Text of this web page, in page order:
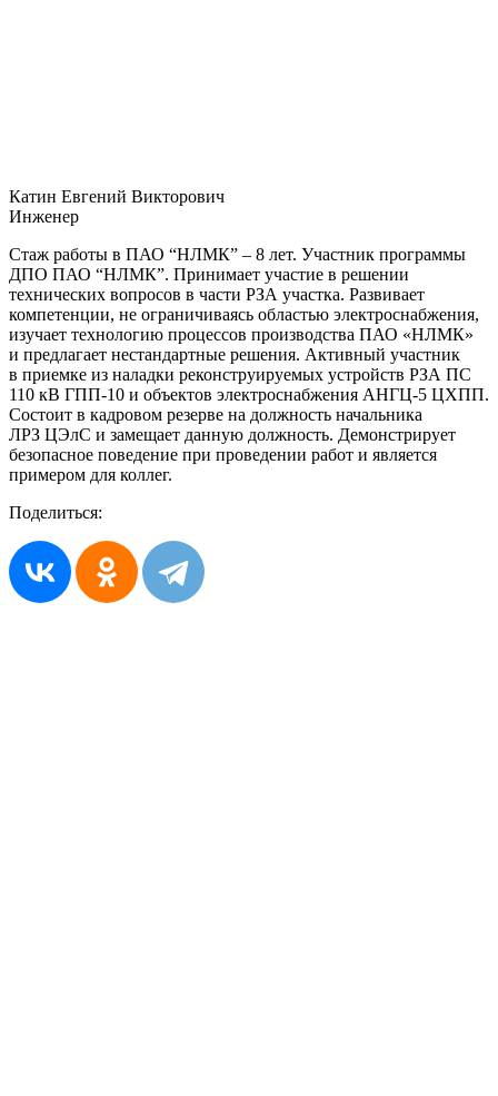
Катин Евгений Викторович
Инженер
Стаж работы в ПАО “НЛМК” – 8 лет. Участник программы
ДПО ПАО “НЛМК”. Принимает участие в решении
технических вопросов в части РЗА участка. Развивает
компетенции, не ограничиваясь областью электроснабжения,
изучает технологию процессов производства ПАО «НЛМК»
и предлагает нестандартные решения. Активный участник
в приемке из наладки реконструируемых устройств РЗА ПС
110 кВ ГПП-10 и объектов электроснабжения АНГЦ-5 ЦХПП.
Состоит в кадровом резерве на должность начальника
ЛРЗ ЦЭлС и замещает данную должность. Демонстрирует
безопасное поведение при проведении работ и является
примером для коллег.
Поделиться: